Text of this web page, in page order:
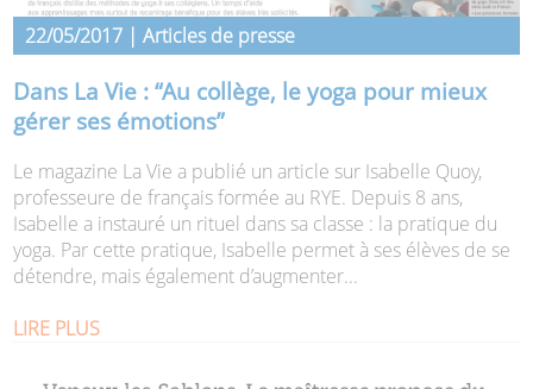
22/05/2017 | Articles de presse
Dans La Vie : “Au collège, le yoga pour mieux
gérer ses émotions”
Le magazine La Vie a publié un article sur Isabelle Quoy,
professeure de français formée au RYE. Depuis 8 ans,
Isabelle a instauré un rituel dans sa classe : la pratique du
yoga. Par cette pratique, Isabelle permet à ses élèves de se
détendre, mais également d’augmenter...
LIRE PLUS